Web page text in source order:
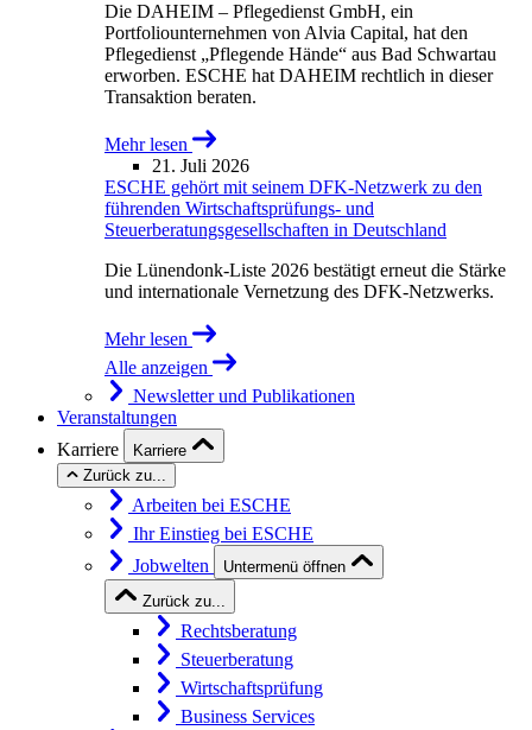
Die DAHEIM – Pflegedienst GmbH, ein
Portfoliounternehmen von Alvia Capital, hat den
Pflegedienst „Pflegende Hände“ aus Bad Schwartau
erworben. ESCHE hat DAHEIM rechtlich in dieser
Transaktion beraten.
Mehr lesen
21. Juli 2026
ESCHE gehört mit seinem DFK-Netzwerk zu den
führenden Wirtschaftsprüfungs- und
Steuerberatungsgesellschaften in Deutschland
Die Lünendonk-Liste 2026 bestätigt erneut die Stärke
und internationale Vernetzung des DFK-Netzwerks.
Mehr lesen
Alle anzeigen
Newsletter und Publikationen
Veranstaltungen
Karriere
Karriere
Zurück zu...
Arbeiten bei ESCHE
Ihr Einstieg bei ESCHE
Jobwelten
Untermenü öffnen
Zurück zu...
Rechtsberatung
Steuerberatung
Wirtschaftsprüfung
Business Services